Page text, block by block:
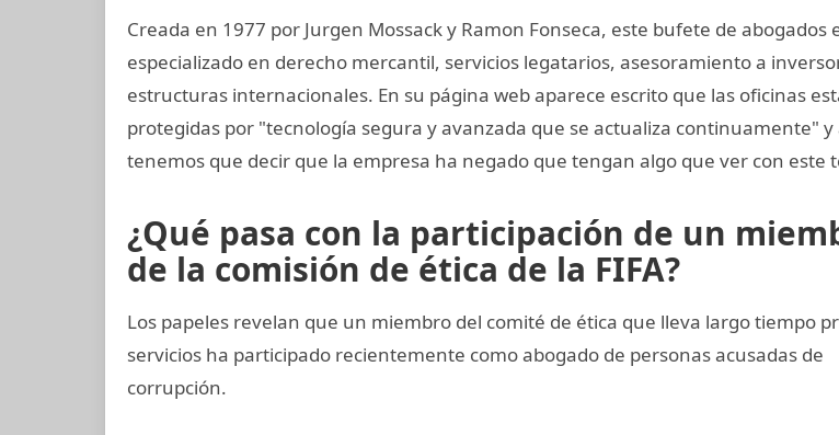
Creada en 1977 por Jurgen Mossack y Ramon Fonseca, este bufete de abogados
especializado en derecho mercantil, servicios legatarios, asesoramiento a
estructuras internacionales. En su página web aparece escrito que las oficinas
protegidas por "tecnología segura y avanzada que se actualiza continuamente" y
tenemos que decir que la empresa ha negado que tengan algo que ver con este
¿Qué pasa con la participación de un
de la comisión de ética de la FIFA?
Los papeles revelan que un miembro del comité de ética que lleva largo tiempo
servicios ha participado recientemente como abogado de personas acusadas de
corrupción.